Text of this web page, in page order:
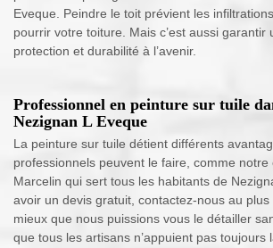
Eveque. Peindre le toit prévient les
pourrir votre toiture. Mais c’est aussi garantir
protection et durabilité à l’avenir.
Professionnel en peinture sur tuile
Nezignan L Eveque
La peinture sur tuile détient différents
professionnels peuvent le faire, comme notre
Marcelin qui sert tous les habitants de
avoir un devis gratuit, contactez-nous au
mieux que nous puissions vous le détailler
que tous les artisans n’appuient pas toujours